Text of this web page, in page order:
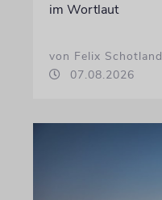
im Wortlaut
von Felix Schotland
07.08.2026